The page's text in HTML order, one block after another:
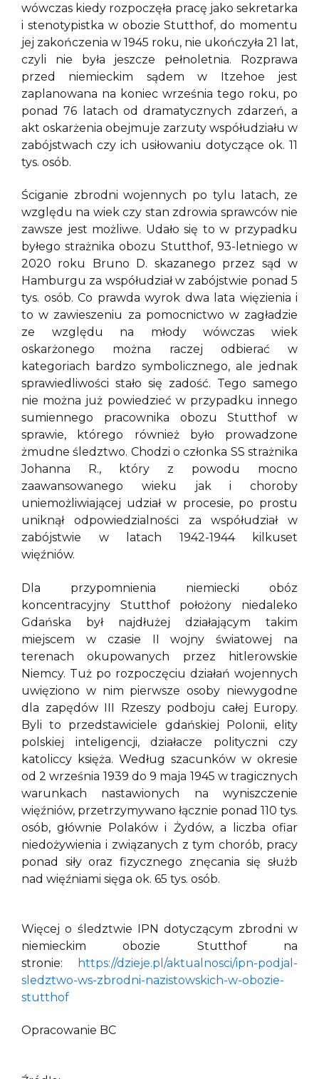
wówczas kiedy rozpoczęła pracę jako sekretarka
i stenotypistka w obozie Stutthof, do momentu
jej zakończenia w 1945 roku, nie ukończyła 21 lat,
czyli nie była jeszcze pełnoletnia. Rozprawa
przed niemieckim sądem w Itzehoe jest
zaplanowana na koniec września tego roku, po
ponad 76 latach od dramatycznych zdarzeń, a
akt oskarżenia obejmuje zarzuty współudziału w
zabójstwach czy ich usiłowaniu dotyczące ok. 11
tys. osób.
Ściganie zbrodni wojennych po tylu latach, ze
względu na wiek czy stan zdrowia sprawców nie
zawsze jest możliwe. Udało się to w przypadku
byłego strażnika obozu Stutthof, 93-letniego w
2020 roku Bruno D. skazanego przez sąd w
Hamburgu za współudział w zabójstwie ponad 5
tys. osób. Co prawda wyrok dwa lata więzienia i
to w zawieszeniu za pomocnictwo w zagładzie
ze względu na młody wówczas wiek
oskarżonego można raczej odbierać w
kategoriach bardzo symbolicznego, ale jednak
sprawiedliwości stało się zadość. Tego samego
nie można już powiedzieć w przypadku innego
sumiennego pracownika obozu Stutthof w
sprawie, którego również było prowadzone
żmudne śledztwo. Chodzi o członka SS strażnika
Johanna R., który z powodu mocno
zaawansowanego wieku jak i choroby
uniemożliwiającej udział w procesie, po prostu
uniknął odpowiedzialności za współudział w
zabójstwie w latach 1942-1944 kilkuset
więźniów.
Dla przypomnienia niemiecki obóz
koncentracyjny Stutthof położony niedaleko
Gdańska był najdłużej działającym takim
miejscem w czasie II wojny światowej na
terenach okupowanych przez hitlerowskie
Niemcy. Tuż po rozpoczęciu działań wojennych
uwięziono w nim pierwsze osoby niewygodne
dla zapędów III Rzeszy podboju całej Europy.
Byli to przedstawiciele gdańskiej Polonii, elity
polskiej inteligencji, działacze polityczni czy
katoliccy księża. Według szacunków w okresie
od 2 września 1939 do 9 maja 1945 w tragicznych
warunkach nastawionych na wyniszczenie
więźniów, przetrzymywano łącznie ponad 110 tys.
osób, głównie Polaków i Żydów, a liczba ofiar
niedożywienia i związanych z tym chorób, pracy
ponad siły oraz fizycznego znęcania się służb
nad więźniami sięga ok. 65 tys. osób.
Więcej o śledztwie IPN dotyczącym zbrodni w
niemieckim obozie Stutthof na
stronie:
https://dzieje.pl/aktualnosci/ipn-podjal-
sledztwo-ws-zbrodni-nazistowskich-w-obozie-
stutthof
Opracowanie BC